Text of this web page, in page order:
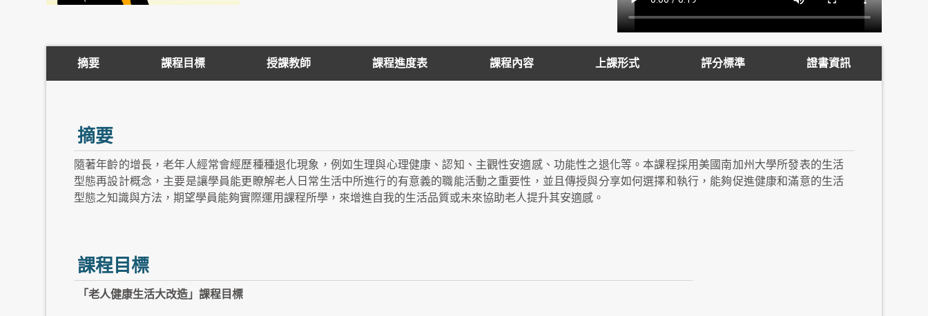
摘要 課程目標 授課教師 課程進度表 課程內容 上課形式 評分標準 證書資訊
摘要
隨著年齡的增長，老年人經常會經歷種種退化現象，例如生理與心理健康、認知、主觀性安適感、功能性之退化等。本課程採用美國南加州大學所發表的生活
型態再設計概念，主要是讓學員能更瞭解老人日常生活中所進行的有意義的職能活動之重要性，並且傳授與分享如何選擇和執行，能夠促進健康和滿意的生活
型態之知識與方法，期望學員能夠實際運用課程所學，來增進自我的生活品質或未來協助老人提升其安適感。
課程目標
「老人健康生活大改造」課程目標